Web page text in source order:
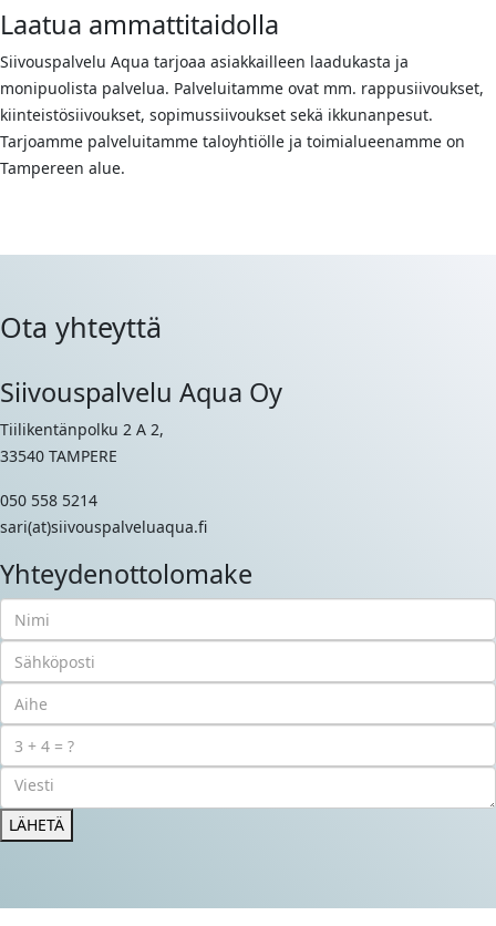
Laatua ammattitaidolla
Siivouspalvelu Aqua tarjoaa asiakkailleen laadukasta ja
monipuolista palvelua. Palveluitamme ovat mm. rappusiivoukset,
kiinteistösiivoukset, sopimussiivoukset sekä ikkunanpesut.
Tarjoamme palveluitamme taloyhtiölle ja toimialueenamme on
Tampereen alue.
Ota yhteyttä
Siivouspalvelu Aqua Oy
Tiilikentänpolku 2 A 2,
33540 TAMPERE
050 558 5214
sari(at)siivouspalveluaqua.fi
Yhteydenottolomake
LÄHETÄ